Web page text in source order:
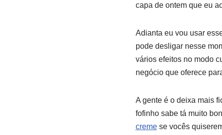
capa de ontem que eu
Adianta eu vou usar
pode desligar nesse
vários efeitos no modo
negócio que oferece
A gente é o deixa mais
fofinho sabe tá muito
cremese vocês